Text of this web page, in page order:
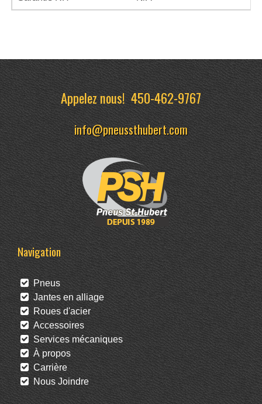
Appelez nous!450-462-9767
info@pneussthubert.com
Navigation
Pneus
Jantes en alliage
Roues d'acier
Accessoires
Services mécaniques
À propos
Carrière
Nous Joindre